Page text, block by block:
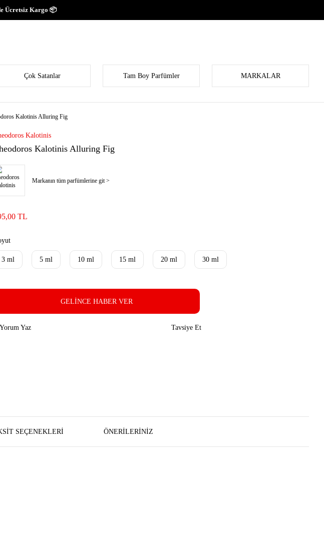
Ücretsiz Kargo 📦
Çok Satanlar Tam Boy Parfümler MARKALAR
Kalotinis Alluring Fig
Kalotinis
Kalotinis Alluring Fig
Markanın tüm parfümlerine git >
TL
3 ml 5 ml 10 ml 15 ml 20 ml 30 ml
GELİNCE HABER VER
Yorum Yaz Tavsiye Et
SEÇENEKLERI ÖNERILERINIZ